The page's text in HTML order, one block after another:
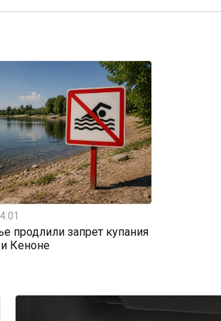
продлили запрет купания
Кеноне